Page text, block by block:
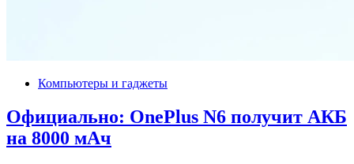
Компьютеры и гаджеты
Официально: OnePlus N6 получит АКБ
на 8000 мАч